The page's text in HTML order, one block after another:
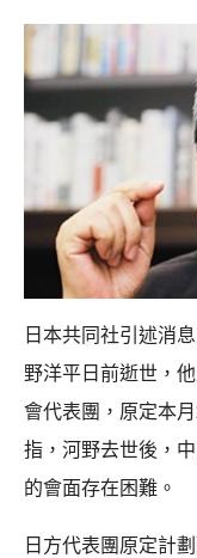
日本共同社引述消
野洋平日前逝世，
會代表團，原定本
指，河野去世後，
的會面存在困難。
日方代表團原定計